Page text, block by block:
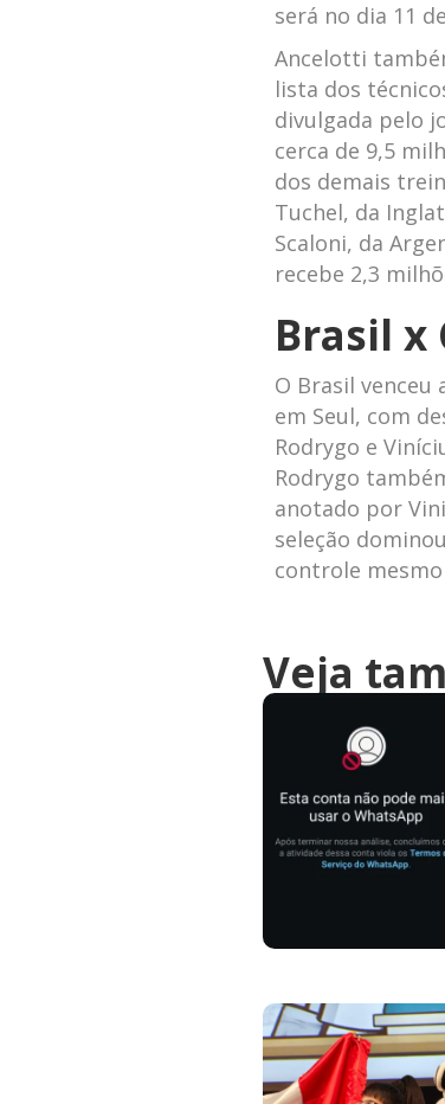
será no dia 11
Ancelotti
lista dos
divulgada pelo
cerca de 9,5
dos demais
Tuchel, da
Scaloni, da
recebe 2,3
Brasil x
O Brasil venceu
em Seul, com
Rodrygo e
Rodrygo
anotado por
seleção
controle
Veja